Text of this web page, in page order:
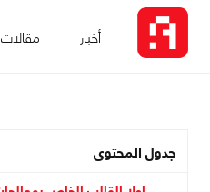
أخبار مقالات
جدول المحتوى